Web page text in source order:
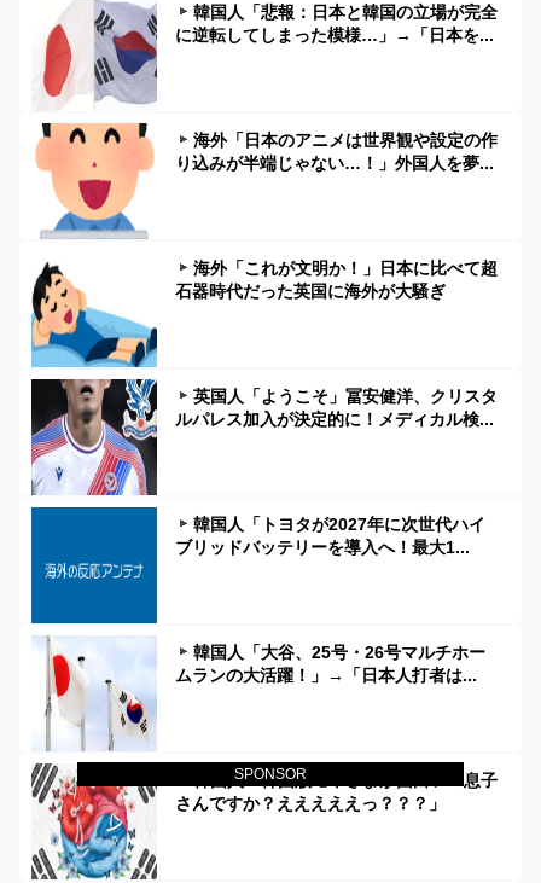
SPONSOR
韓国人「悲報：日本と韓国の立場が完全
に逆転してしまった模様…」→「日本を...
海外「日本のアニメは世界観や設定の作
り込みが半端じゃない…！」外国人を夢...
海外「これが文明か！」日本に比べて超
石器時代だった英国に海外が大騒ぎ
英国人「ようこそ」冨安健洋、クリスタ
ルパレス加入が決定的に！メディカル検...
韓国人「トヨタが2027年に次世代ハイ
ブリッドバッテリーを導入へ！最大1...
韓国人「大谷、25号・26号マルチホー
ムランの大活躍！」→「日本人打者は...
韓国人「韓国版モヤさまが面白い！息子
さんですか？えええええっ？？？」